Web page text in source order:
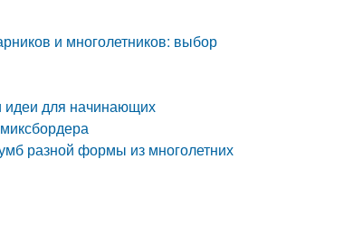
и многолетников: выбор
идеи для начинающих
разной формы из многолетних